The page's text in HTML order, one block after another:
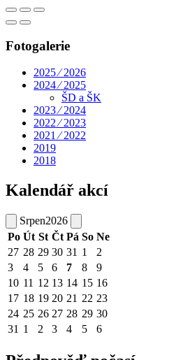
Fotogalerie
2025 ⁄ 2026
2024 ⁄ 2025
ŠD a ŠK
2023 ⁄ 2024
2022 ⁄ 2023
2021 ⁄ 2022
2019
2018
Kalendář akcí
Srpen2026
Po Út St Čt Pá So Ne
27 28 29 30 31 1
2
3
4 5 6 7 8
9
10 11 12 13 14 15 16
17 18 19 20 21 22 23
24 25 26 27 28 29 30
31 1 2 3 4 5 6